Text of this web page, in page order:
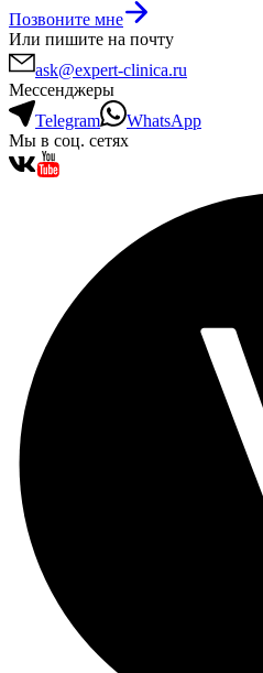
Позвоните мне
Или пишите на почту
ask@expert-clinica.ru
Мессенджеры
Telegram
WhatsApp
Мы в соц. сетях